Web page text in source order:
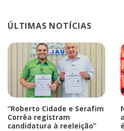
ÚLTIMAS NOTÍCIAS
“Roberto Cidade e Serafim
Corrêa registram
candidatura à reeleição”